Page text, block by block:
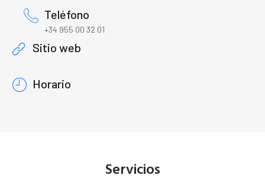
Teléfono
+34 955 00 32 01
Sitio web
Horario
Servicios